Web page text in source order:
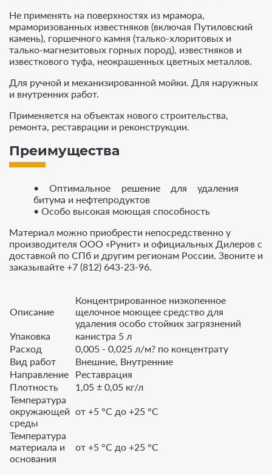
Не применять на поверхностях из мрамора,
мраморизованных известняков (включая Путиловский
камень), горшечного камня (талько-хлоритовых и
талько-магнезитовых горных пород), известняков и
известкового туфа, неокрашенных цветных металлов.
Для ручной и механизированной мойки. Для наружных
и внутренних работ.
Применяется на объектах нового строительства,
ремонта, реставрации и реконструкции.
Преимущества
• Оптимальное решение для удаления
битума и нефтепродуктов
• Особо высокая моющая способность
Материал можно приобрести непосредственно у
производителя ООО «Рунит» и официальных Дилеров с
доставкой по СПб и другим регионам России. Звоните и
заказывайте +7 (812) 643-23-96.
Описание
Концентрированное низкопенное
щелочное моющее средство для
удаления особо стойких загрязнений
Упаковка
канистра 5 л
Расход
0,005 - 0,025 л/м? по концентрату
Вид работ
Внешние, Внутренние
Направление
Реставрация
Плотность
1,05 ± 0,05 кг/л
Температура
окружающей
среды
от +5 °С до +25 °С
Температура
материала и
основания
от +5 °С до +25 °С